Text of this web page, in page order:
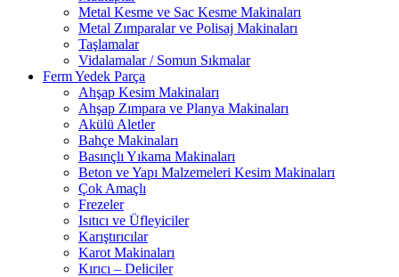
Metal Kesme ve Sac Kesme Makinaları
Metal Zımparalar ve Polisaj Makinaları
Taşlamalar
Vidalamalar / Somun Sıkmalar
Ferm Yedek Parça
Ahşap Kesim Makinaları
Ahşap Zımpara ve Planya Makinaları
Akülü Aletler
Bahçe Makinaları
Basınçlı Yıkama Makinaları
Beton ve Yapı Malzemeleri Kesim Makinaları
Çok Amaçlı
Frezeler
Isıtıcı ve Üfleyiciler
Karıştırıcılar
Karot Makinaları
Kırıcı – Deliciler